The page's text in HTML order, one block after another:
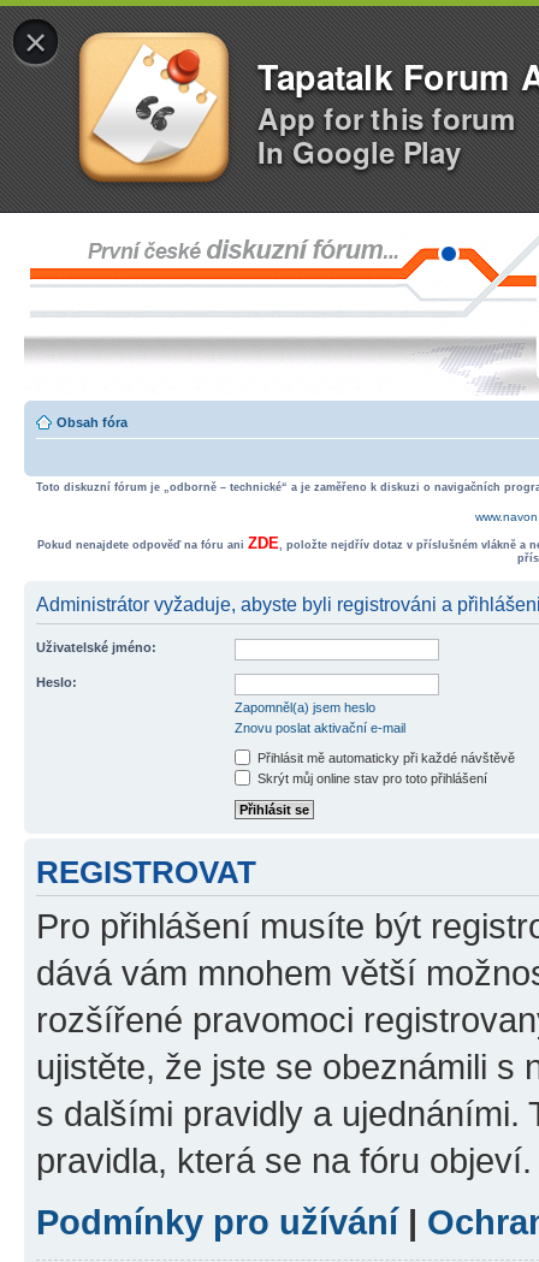
×
Tapatalk Forum
App for this forum
In Google Play
Obsah fóra
Toto diskuzní fórum je „odborně – technické“ a je zaměřeno k diskuzi o navigačních
Pokud nenajdete odpověď na fóru ani ZDE, položte nejdřív dotaz v příslušném vlákně a
Administrátor vyžaduje, abyste byli registrováni a
Uživatelské jméno:
Heslo:
Zapomněl(a) jsem heslo
Znovu poslat aktivační e-mail
Přihlásit mě automaticky při každé návštěvě
Skrýt můj online stav pro toto přihlášení
REGISTROVAT
Pro přihlášení musíte být
dává vám mnohem větší
rozšířené pravomoci
ujistěte, že jste se obeznámili s
s dalšími pravidly a ujednáními.
pravidla, která se na fóru objeví.
Podmínky pro užívání|